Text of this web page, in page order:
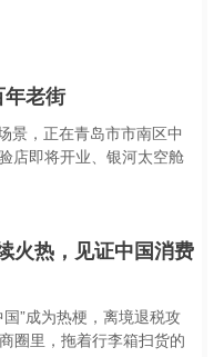
老街
景，正在青岛市市南区中
店即将开业、银河太空舱
火热，见证中国消费
”成为热梗，离境退税攻
圈里，拖着行李箱扫货的